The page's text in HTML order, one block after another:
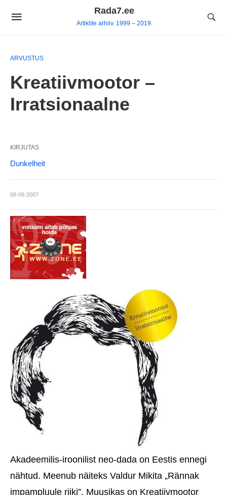
Rada7.ee
Artiklite arhiiv. 1999 – 2019.
ARVUSTUS
Kreatiivmootor –
Irratsionaalne
KIRJUTAS
Dunkelheit
08-08-2007
Akadeemilis-iroonilist neo-dada on Eestis ennegi
nähtud. Meenub näiteks Valdur Mikita „Rännak
impampluule riiki”. Muusikas on Kreatiivmootor